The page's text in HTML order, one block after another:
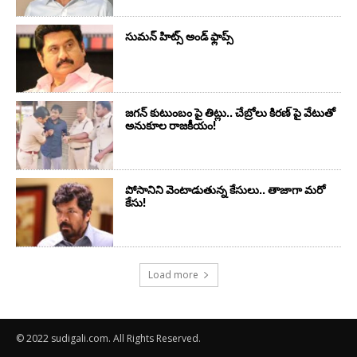
సుమ‌న్ హిట్స్ అండ్ ఫ్లాప్స్‌
జగన్ కుటుంబం పై తిట్లు.. చేబ్రోలు కిరణ్ పై వేటుతో
అనుకూల రాజకీయం!
పోసానిని వెంటాడుతున్న కేసులు.. తాజాగా మరో
కేసు!
Load more
© 2022 sudigali.com. All Rights Reserved.